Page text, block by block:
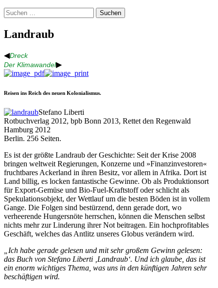
Suchen
nach:
Landraub
◀Dreck
Der Klimawandel▶
Reisen ins Reich des neuen Kolonialismus.
Stefano Liberti
Rotbuchverlag 2012, bpb Bonn 2013, Rettet den Regenwald
Hamburg 2012
Berlin. 256 Seiten.
Es ist der größte Landraub der Geschichte: Seit der Krise 2008
bringen weltweit Regierungen, Konzerne und »Finanzinvestoren«
fruchtbares Ackerland in ihren Besitz, vor allem in Afrika. Dort ist
Land billig, es locken fantastische Gewinne. Ob als Produktionsort
für Export-Gemüse und Bio-Fuel-Kraftstoff oder schlicht als
Spekulationsobjekt, der Wettlauf um die besten Böden ist in vollem
Gange. Die Folgen sind bestürzend, denn gerade dort, wo
verheerende Hungersnöte herrschen, können die Menschen selbst
nichts mehr zur Linderung ihrer Not beitragen. Ein hochprofitables
Geschäft, welches das Antlitz unseres Globus verändern wird.
„Ich habe gerade gelesen und mit sehr großem Gewinn gelesen:
das Buch von Stefano Liberti ‚Landraub‘. Und ich glaube, das ist
ein enorm wichtiges Thema, was uns in den künftigen Jahren sehr
beschäftigen wird.